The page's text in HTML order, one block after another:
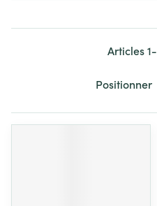
Articles1-
Trier par: